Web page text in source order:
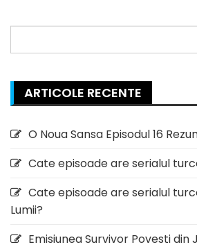
for:
ARTICOLE RECENTE
O Noua Sansa Episodul 16
Cate episoade are serialul
Cate episoade are serialul
Lumii?
Emisiunea Survivor Povesti din